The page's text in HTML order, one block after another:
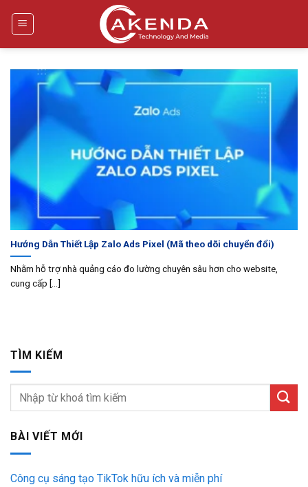
Hướng Dẫn Thiết Lập Zalo Ads Pixel (Mã theo dõi chuyển đổi)
Nhằm hỗ trợ nhà quảng cáo đo lường chuyên sâu hơn cho website,
cung cấp [...]
TÌM KIẾM
BÀI VIẾT MỚI
Công cụ sáng tạo TikTok hữu ích và miễn phí